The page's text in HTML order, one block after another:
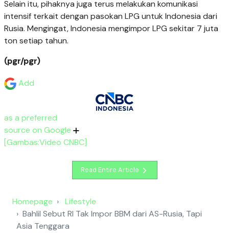
Selain itu, pihaknya juga terus melakukan komunikasi
intensif terkait dengan pasokan LPG untuk Indonesia dari
Rusia. Mengingat, Indonesia mengimpor LPG sekitar 7 juta
ton setiap tahun.
(pgr/pgr)
Add
as a preferred
source on Google
[Gambas:Video CNBC]
Read Entire Article
Homepage
Lifestyle
Bahlil Sebut RI Tak Impor BBM dari AS-Rusia, Tapi
Asia Tenggara